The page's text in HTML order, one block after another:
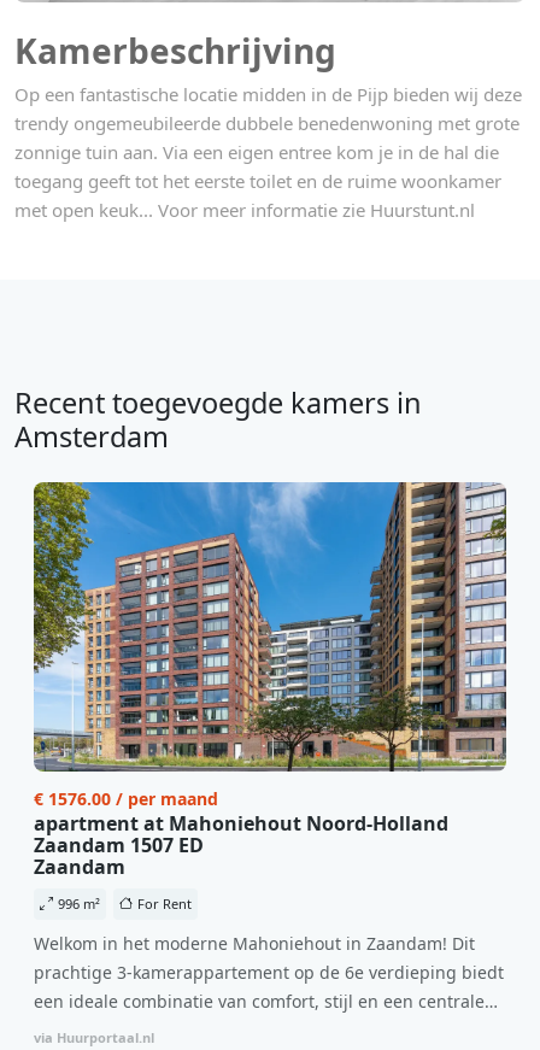
Kamerbeschrijving
Op een fantastische locatie midden in de Pijp bieden wij deze
trendy ongemeubileerde dubbele benedenwoning met grote
zonnige tuin aan. Via een eigen entree kom je in de hal die
toegang geeft tot het eerste toilet en de ruime woonkamer
met open keuk... Voor meer informatie zie Huurstunt.nl
Recent toegevoegde kamers in
Amsterdam
€ 1576.00 / per maand
apartment at Mahoniehout Noord-Holland
Zaandam 1507 ED
Zaandam
996 m² For Rent
Welkom in het moderne Mahoniehout in Zaandam! Dit
prachtige 3-kamerappartement op de 6e verdieping biedt
een ideale combinatie van comfort, stijl en een centrale
locatie. Met een huurprijs van €1.576 per maand
via Huurportaal.nl